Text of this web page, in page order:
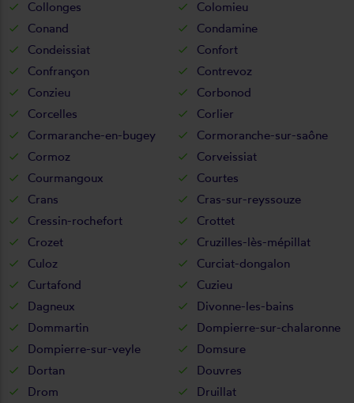
Collonges
Colomieu
Conand
Condamine
Condeissiat
Confort
Confrançon
Contrevoz
Conzieu
Corbonod
Corcelles
Corlier
Cormaranche-en-bugey
Cormoranche-sur-saône
Cormoz
Corveissiat
Courmangoux
Courtes
Crans
Cras-sur-reyssouze
Cressin-rochefort
Crottet
Crozet
Cruzilles-lès-mépillat
Culoz
Curciat-dongalon
Curtafond
Cuzieu
Dagneux
Divonne-les-bains
Dommartin
Dompierre-sur-chalaronne
Dompierre-sur-veyle
Domsure
Dortan
Douvres
Drom
Druillat